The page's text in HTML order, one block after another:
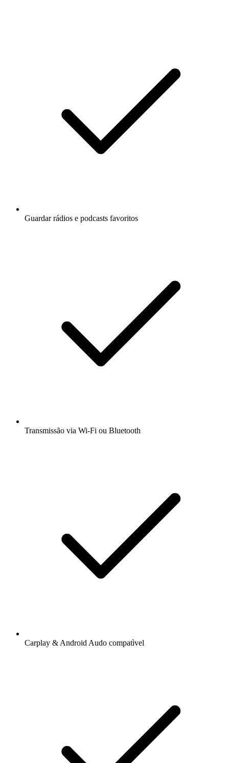
Guardar rádios e podcasts favoritos
Transmissão via Wi-Fi ou Bluetooth
Carplay & Android Audo compatìvel